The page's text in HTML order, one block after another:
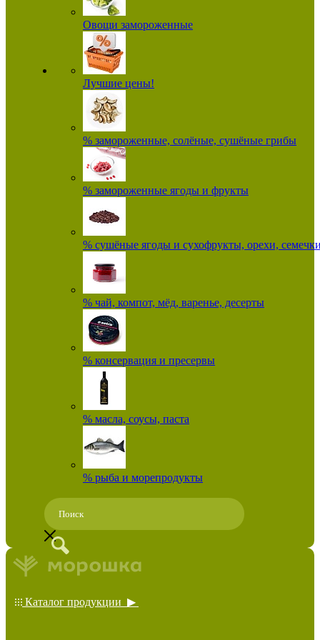
Овощи замороженные
Лучшие цены!
% замороженные, солёные, сушёные грибы
% замороженные ягоды и фрукты
% сушёные ягоды и сухофрукты, орехи,
% чай, компот, мёд, варенье, десерты
% консервация и пресервы
% масла, соусы, паста
% рыба и морепродукты
Каталог продукции ▶